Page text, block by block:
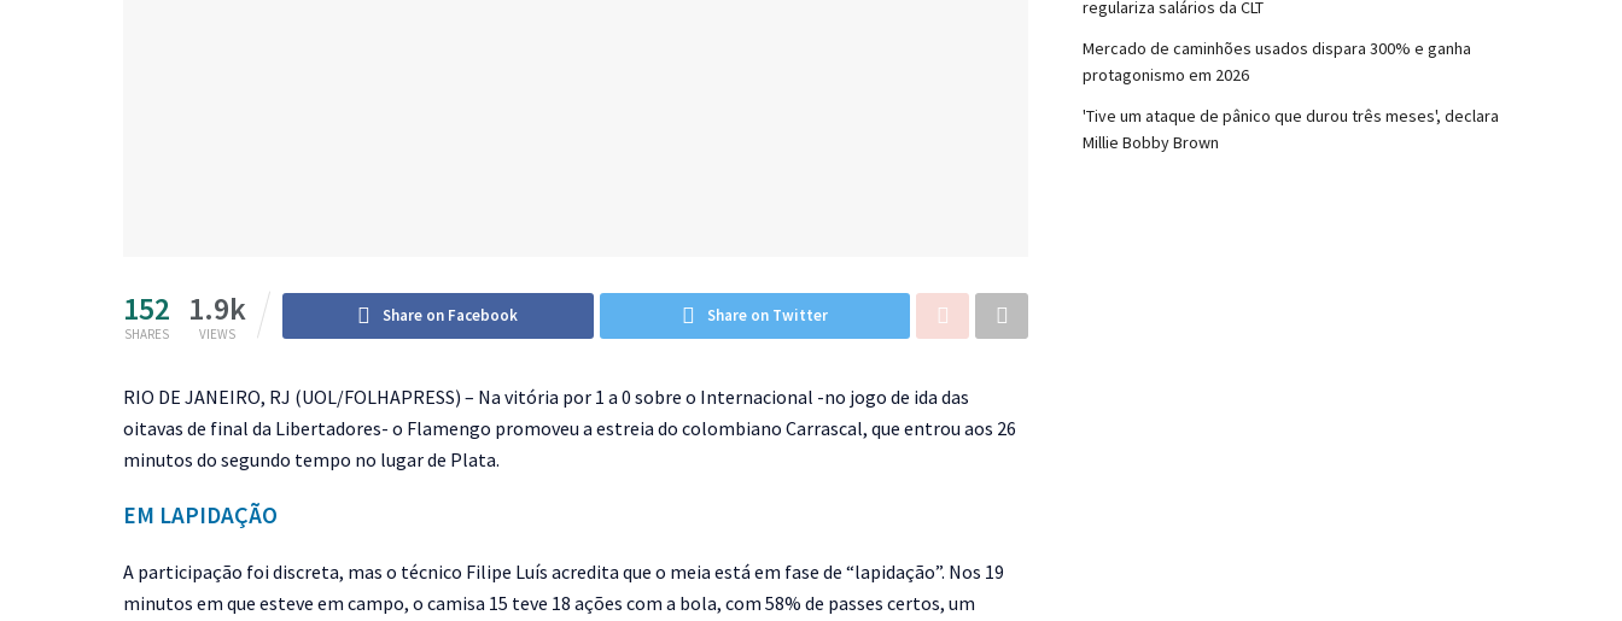
152
SHARES
1.9k
VIEWS
Share on Facebook Share on Twitter
RIO DE JANEIRO, RJ (UOL/FOLHAPRESS) – Na vitória por 1 a 0 sobre o Internacional -no jogo de ida das
oitavas de final da Libertadores- o Flamengo promoveu a estreia do colombiano Carrascal, que entrou aos 26
minutos do segundo tempo no lugar de Plata.
EM LAPIDAÇÃO
A participação foi discreta, mas o técnico Filipe Luís acredita que o meia está em fase de “lapidação”. Nos 19
minutos em que esteve em campo, o camisa 15 teve 18 ações com a bola, com 58% de passes certos, um
regulariza salários da CLT
Mercado de caminhões usados dispara 300% e ganha
protagonismo em 2026
'Tive um ataque de pânico que durou três meses', declara
Millie Bobby Brown